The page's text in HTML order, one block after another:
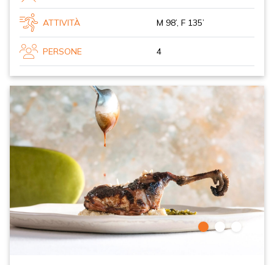
ATTIVITÀ M 98’, F 135’
PERSONE 4